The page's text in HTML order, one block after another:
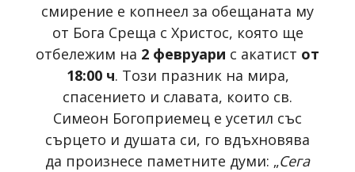
смирение е копнеел за обещаната му
от Бога Среща с Христос, която ще
отбележим на 2 февруари с акатист от
18:00 ч. Този празник на мира,
спасението и славата, които св.
Симеон Богоприемец е усетил със
сърцето и душата си, го вдъхновява
да произнесе паметните думи: „Сега